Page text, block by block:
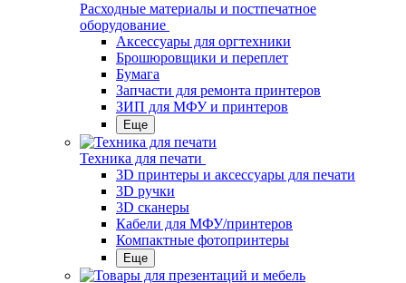
Расходные материалы и постпечатное
оборудование
Аксессуары для оргтехники
Брошюровщики и переплет
Бумага
Запчасти для ремонта принтеров
ЗИП для МФУ и принтеров
Еще
Техника для печати
3D принтеры и аксессуары для печати
3D ручки
3D сканеры
Кабели для МФУ/принтеров
Компактные фотопринтеры
Еще